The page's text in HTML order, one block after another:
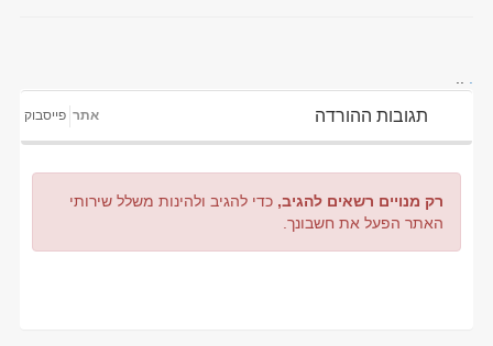
תגובות ההורדה אתר פייסבוק
רק מנויים רשאים להגיב, כדי להגיב ולהינות משלל שירותי
האתר הפעל את חשבונך.